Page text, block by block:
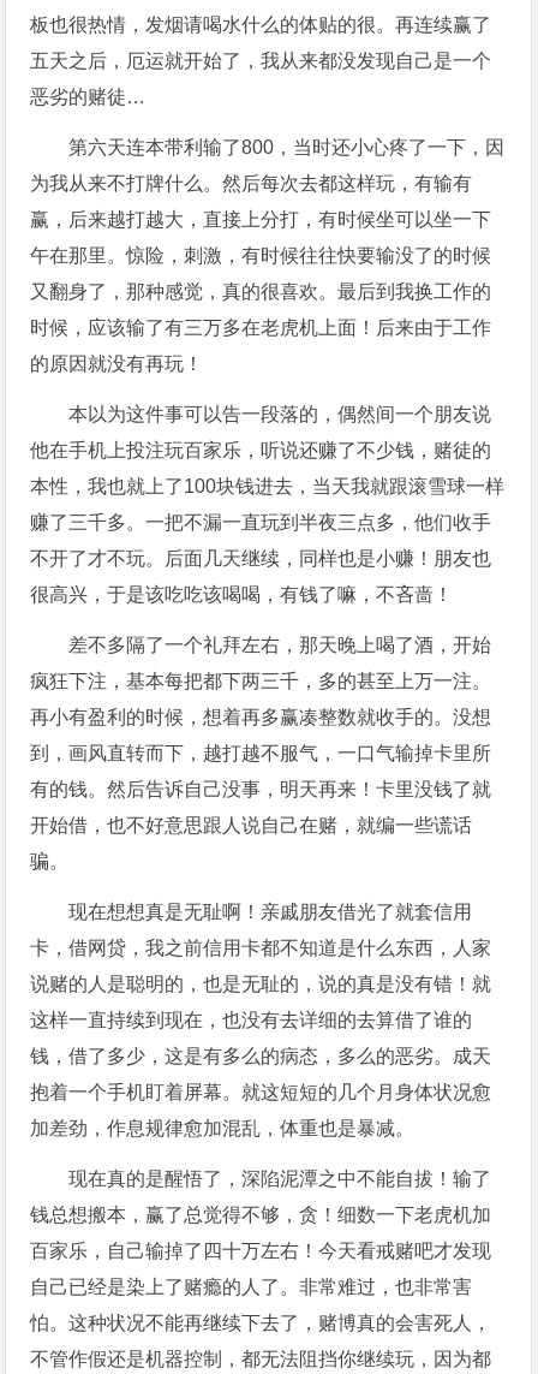
板也很热情，发烟请喝水什么的体贴的很。再连续赢了
五天之后，厄运就开始了，我从来都没发现自己是一个
恶劣的赌徒…
第六天连本带利输了800，当时还小心疼了一下，因
为我从来不打牌什么。然后每次去都这样玩，有输有
赢，后来越打越大，直接上分打，有时候坐可以坐一下
午在那里。惊险，刺激，有时候往往快要输没了的时候
又翻身了，那种感觉，真的很喜欢。最后到我换工作的
时候，应该输了有三万多在老虎机上面！后来由于工作
的原因就没有再玩！
本以为这件事可以告一段落的，偶然间一个朋友说
他在手机上投注玩百家乐，听说还赚了不少钱，赌徒的
本性，我也就上了100块钱进去，当天我就跟滚雪球一样
赚了三千多。一把不漏一直玩到半夜三点多，他们收手
不开了才不玩。后面几天继续，同样也是小赚！朋友也
很高兴，于是该吃吃该喝喝，有钱了嘛，不吝啬！
差不多隔了一个礼拜左右，那天晚上喝了酒，开始
疯狂下注，基本每把都下两三千，多的甚至上万一注。
再小有盈利的时候，想着再多赢凑整数就收手的。没想
到，画风直转而下，越打越不服气，一口气输掉卡里所
有的钱。然后告诉自己没事，明天再来！卡里没钱了就
开始借，也不好意思跟人说自己在赌，就编一些谎话
骗。
现在想想真是无耻啊！亲戚朋友借光了就套信用
卡，借网贷，我之前信用卡都不知道是什么东西，人家
说赌的人是聪明的，也是无耻的，说的真是没有错！就
这样一直持续到现在，也没有去详细的去算借了谁的
钱，借了多少，这是有多么的病态，多么的恶劣。成天
抱着一个手机盯着屏幕。就这短短的几个月身体状况愈
加差劲，作息规律愈加混乱，体重也是暴减。
现在真的是醒悟了，深陷泥潭之中不能自拔！输了
钱总想搬本，赢了总觉得不够，贪！细数一下老虎机加
百家乐，自己输掉了四十万左右！今天看戒赌吧才发现
自己已经是染上了赌瘾的人了。非常难过，也非常害
怕。这种状况不能再继续下去了，赌博真的会害死人，
不管作假还是机器控制，都无法阻挡你继续玩，因为都